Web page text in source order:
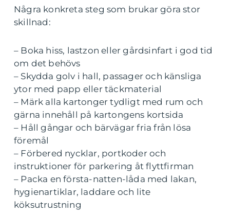
Några konkreta steg som brukar göra stor
skillnad:
– Boka hiss, lastzon eller gårdsinfart i god tid
om det behövs
– Skydda golv i hall, passager och känsliga
ytor med papp eller täckmaterial
– Märk alla kartonger tydligt med rum och
gärna innehåll på kartongens kortsida
– Håll gångar och bärvägar fria från lösa
föremål
– Förbered nycklar, portkoder och
instruktioner för parkering åt flyttfirman
– Packa en första-natten-låda med lakan,
hygienartiklar, laddare och lite
köksutrustning